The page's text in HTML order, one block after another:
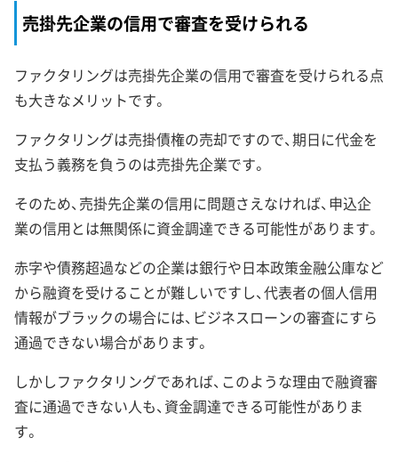
売掛先企業の信用で審査を受けられる
ファクタリングは売掛先企業の信用で審査を受けられる点
も大きなメリットです。
ファクタリングは売掛債権の売却ですので、期日に代金を
支払う義務を負うのは売掛先企業です。
そのため、売掛先企業の信用に問題さえなければ、申込企
業の信用とは無関係に資金調達できる可能性があります。
赤字や債務超過などの企業は銀行や日本政策金融公庫など
から融資を受けることが難しいですし、代表者の個人信用
情報がブラックの場合には、ビジネスローンの審査にすら
通過できない場合があります。
しかしファクタリングであれば、このような理由で融資審
査に通過できない人も、資金調達できる可能性がありま
す。